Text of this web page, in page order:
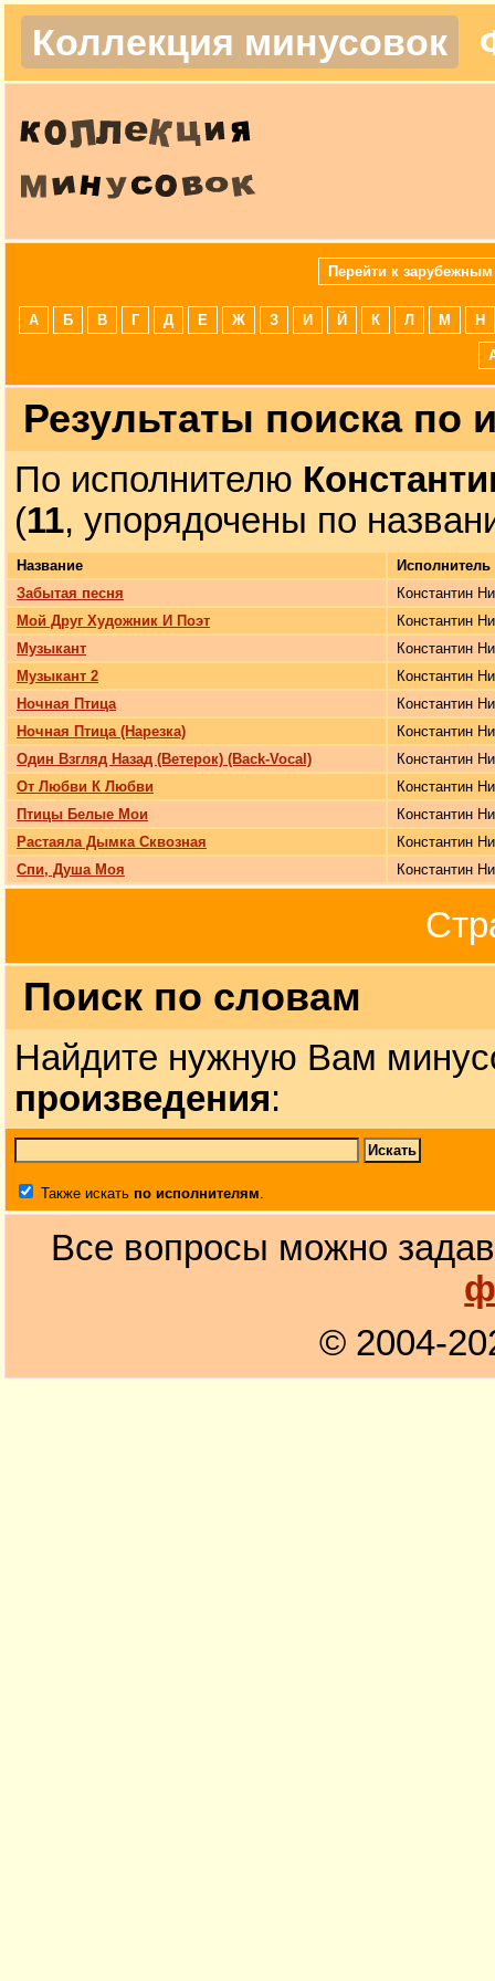
Коллекция минусовок
Перейти к зарубежным
А Б В Г Д Е Ж З И Й К Л М Н
Результаты поиска по
По исполнителю
(11, упорядочены по
Название
Исполнитель
Забытая песня
Константин
Мой Друг Художник И Поэт
Константин
Музыкант
Константин
Музыкант 2
Константин
Ночная Птица
Константин
Ночная Птица (Нарезка)
Константин
Один Взгляд Назад (Ветерок) (Back-Vocal)
Константин
От Любви К Любви
Константин
Птицы Белые Мои
Константин
Растаяла Дымка Сквозная
Константин
Спи, Душа Моя
Константин
Поиск по словам
Найдите нужную Вам
произведения:
Также искать по исполнителям.
Все вопросы можно
© 2004-